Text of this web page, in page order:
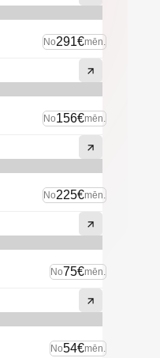
No291€mēn.
No156€mēn.
No225€mēn.
No75€mēn.
No54€mēn.